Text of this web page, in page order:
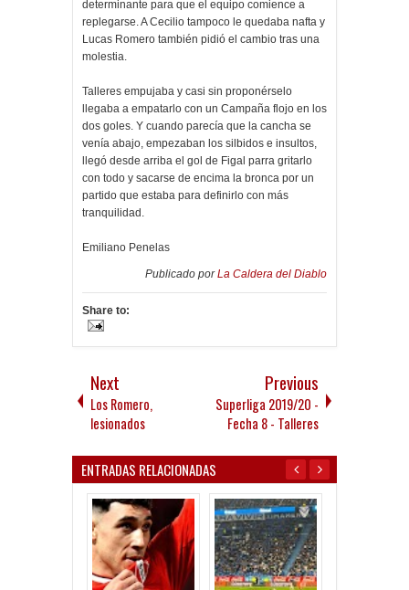
determinante para que el equipo comience a
replegarse. A Cecilio tampoco le quedaba nafta y
Lucas Romero también pidió el cambio tras una
molestia.
Talleres empujaba y casi sin proponérselo
llegaba a empatarlo con un Campaña flojo en los
dos goles. Y cuando parecía que la cancha se
venía abajo, empezaban los silbidos e insultos,
llegó desde arriba el gol de Figal parra gritarlo
con todo y sacarse de encima la bronca por un
partido que estaba para definirlo con más
tranquilidad.
Emiliano Penelas
Publicado porLa Caldera del Diablo
Share to:
Next
Los Romero,
lesionados
Previous
Superliga 2019/20 -
Fecha 8 - Talleres
ENTRADAS RELACIONADAS